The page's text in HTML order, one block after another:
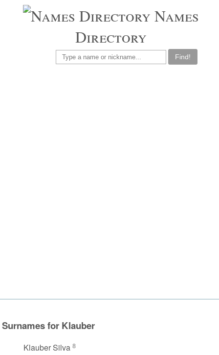
Names
Directory
Find!
Surnames for Klauber
Klauber Silva 8